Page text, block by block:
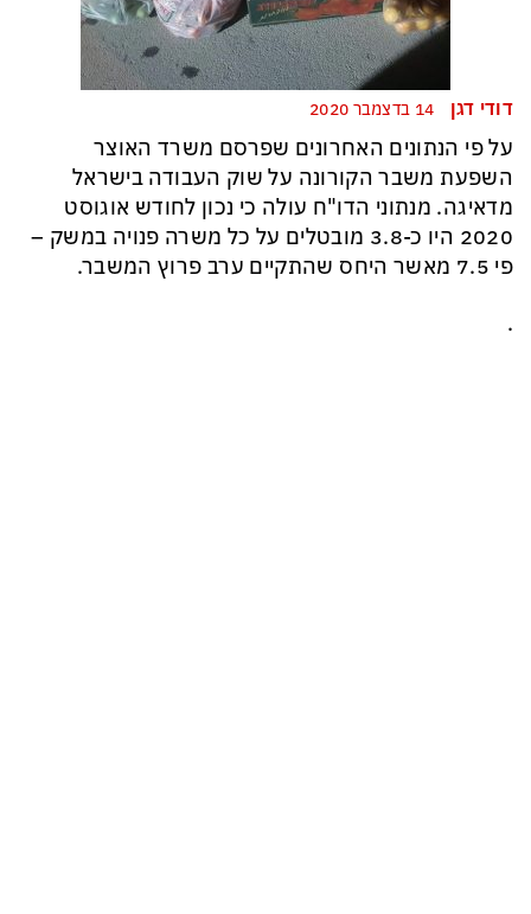
דודי דגן
על פי הנתונים האחרונים שפרסם משרד האוצר
השפעת משבר הקורונה על שוק העבודה בישראל
מדאיגה. מנתוני הדו"ח עולה כי נכון לחודש אוגוסט
2020 היו כ-3.8 מובטלים על כל משרה פנויה במשק
–
פי 7.5 מאשר היחס
שהתקיים ערב פרוץ המשבר.
.